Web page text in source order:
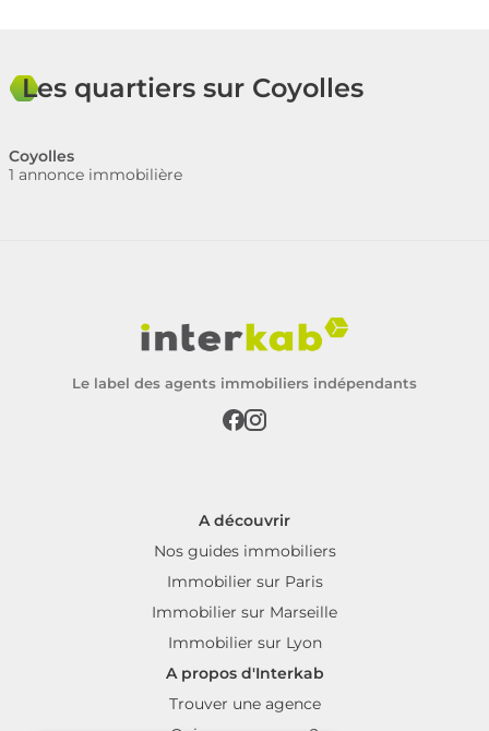
Les quartiers sur Coyolles
Coyolles
1 annonce immobilière
Le label des agents immobiliers indépendants
A découvrir
Nos guides immobiliers
Immobilier sur Paris
Immobilier sur Marseille
Immobilier sur Lyon
A propos d'Interkab
Trouver une agence